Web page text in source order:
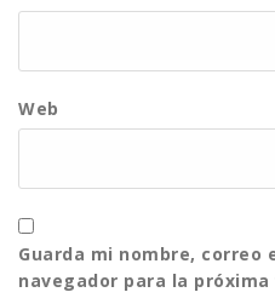
Web
Guarda mi nombre, correo
navegador para la